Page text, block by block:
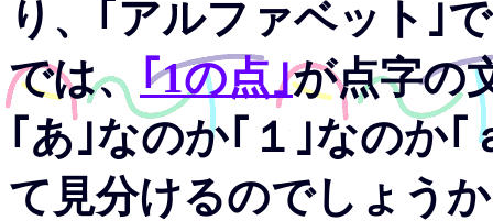
り、｢アルファベット｣
では、 ｢1の点｣が点字の
｢あ｣なのか｢１｣なのか
て見分けるのでしょう